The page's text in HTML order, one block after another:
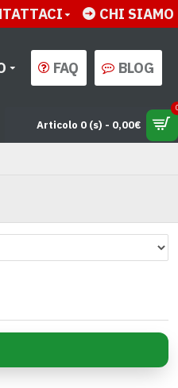
CHI SIAMO
FAQ BLOG
Articolo 0 (s) - 0,00€